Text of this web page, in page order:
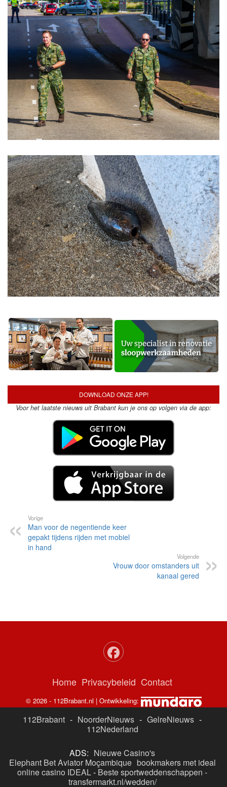
DOWNLOAD ONZE APP!
Voor het laatste nieuws uit Brabant kun je ons op volgen via de app:
Vorige
Man voor de negentiende keer
gepakt tijdens rijden met mobiel
in hand
Volgende
Vrouw door omstanders uit
kanaal gered
Home Privacybeleid Contact
© 2026 - 112Brabant.nl | Ontwikkeling:
112Brabant - NoorderNieuws - GelreNieuws -
112Nederland
ADS: Nieuwe Casino's
Elephant Bet Aviator Moçambique bookmakers met ideal
online casino IDEAL- Beste sportweddenschappen -
transfermarkt.nl/wedden/